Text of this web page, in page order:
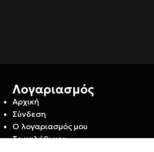
Λογαριασμός
Αρχική
Σύνδεση
Ο λογαριασμός μου
Το καλάθι μου